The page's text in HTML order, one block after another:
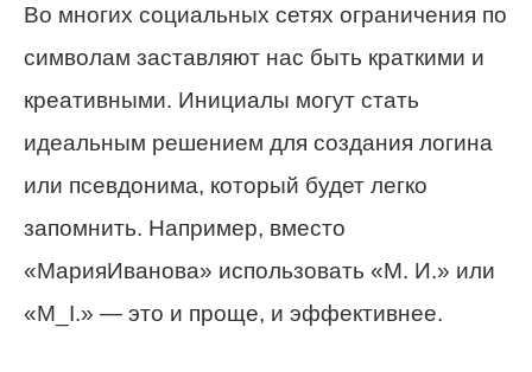
Во многих социальных сетях ограничения по
символам заставляют нас быть краткими и
креативными. Инициалы могут стать
идеальным решением для создания логина
или псевдонима, который будет легко
запомнить. Например, вместо
«МарияИванова» использовать «М. И.» или
«M_I.» — это и проще, и эффективнее.